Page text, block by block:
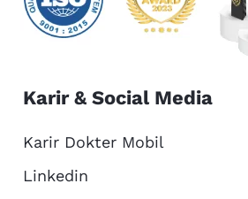
Karir & Social Media
Karir Dokter Mobil
Linkedin